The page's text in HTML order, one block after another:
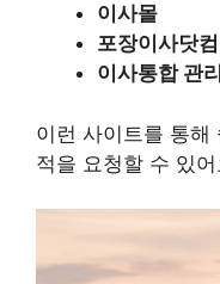
이사몰
포장이사닷컴
이사통합 관
이런 사이트를 통해
적을 요청할 수 있어